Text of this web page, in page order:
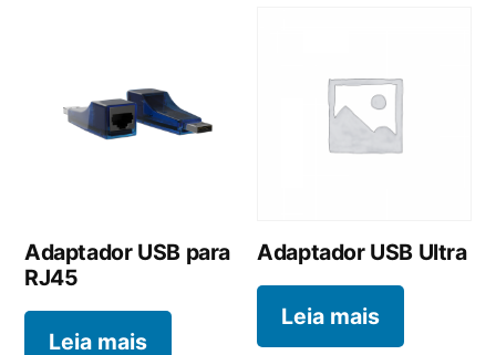
Adaptador USB para
RJ45
Leia mais
Adaptador USB Ultra
Leia mais